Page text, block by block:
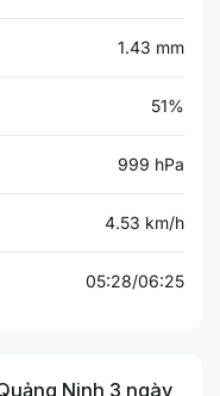
1.43 mm
51%
999 hPa
4.53 km/h
05:28/06:25
Ninh 3 ngày